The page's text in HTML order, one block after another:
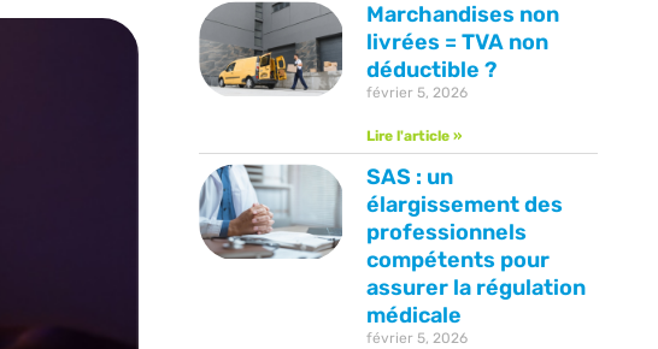
Marchandises non
livrées = TVA non
déductible ?
février 5, 2026
Lire l'article »
SAS : un
élargissement des
professionnels
compétents pour
assurer la régulation
médicale
février 5, 2026